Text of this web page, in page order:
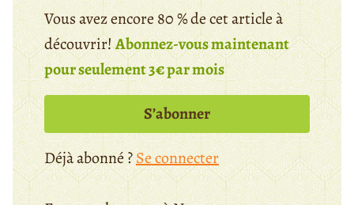
Vous avez encore 80 % de cet article à
découvrir!Abonnez-vous maintenant
pour seulement 3€ par mois
S’abonner
Déjà abonné ?Se connecter